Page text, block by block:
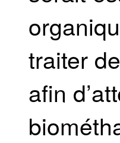
traiter
afin